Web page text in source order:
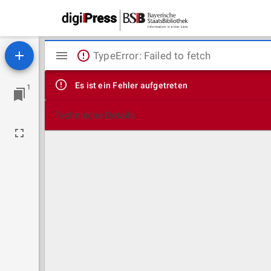
1
Mirador
Viewer
TypeError: Failed to fetch
Es ist ein Fehler aufgetreten
Technische Details